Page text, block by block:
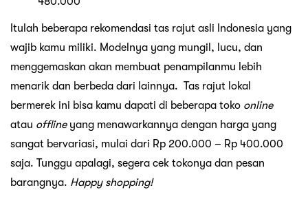
Itulah beberapa rekomendasi tas rajut asli Indonesia yang
wajib kamu miliki. Modelnya yang mungil, lucu, dan
menggemaskan akan membuat penampilanmu lebih
menarik dan berbeda dari lainnya. Tas rajut lokal
bermerek ini bisa kamu dapati di beberapa toko online
atau offlineyang menawarkannya dengan harga yang
sangat bervariasi, mulai dari Rp 200.000 – Rp 400.000
saja. Tunggu apalagi, segera cek tokonya dan pesan
barangnya. Happy shopping!